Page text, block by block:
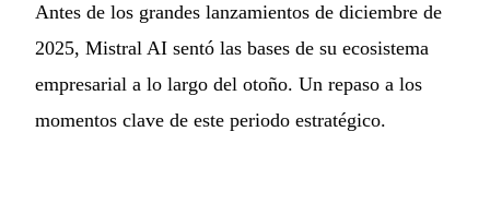
Antes de los grandes lanzamientos de diciembre de
2025, Mistral AI sentó las bases de su ecosistema
empresarial a lo largo del otoño. Un repaso a los
momentos clave de este periodo estratégico.